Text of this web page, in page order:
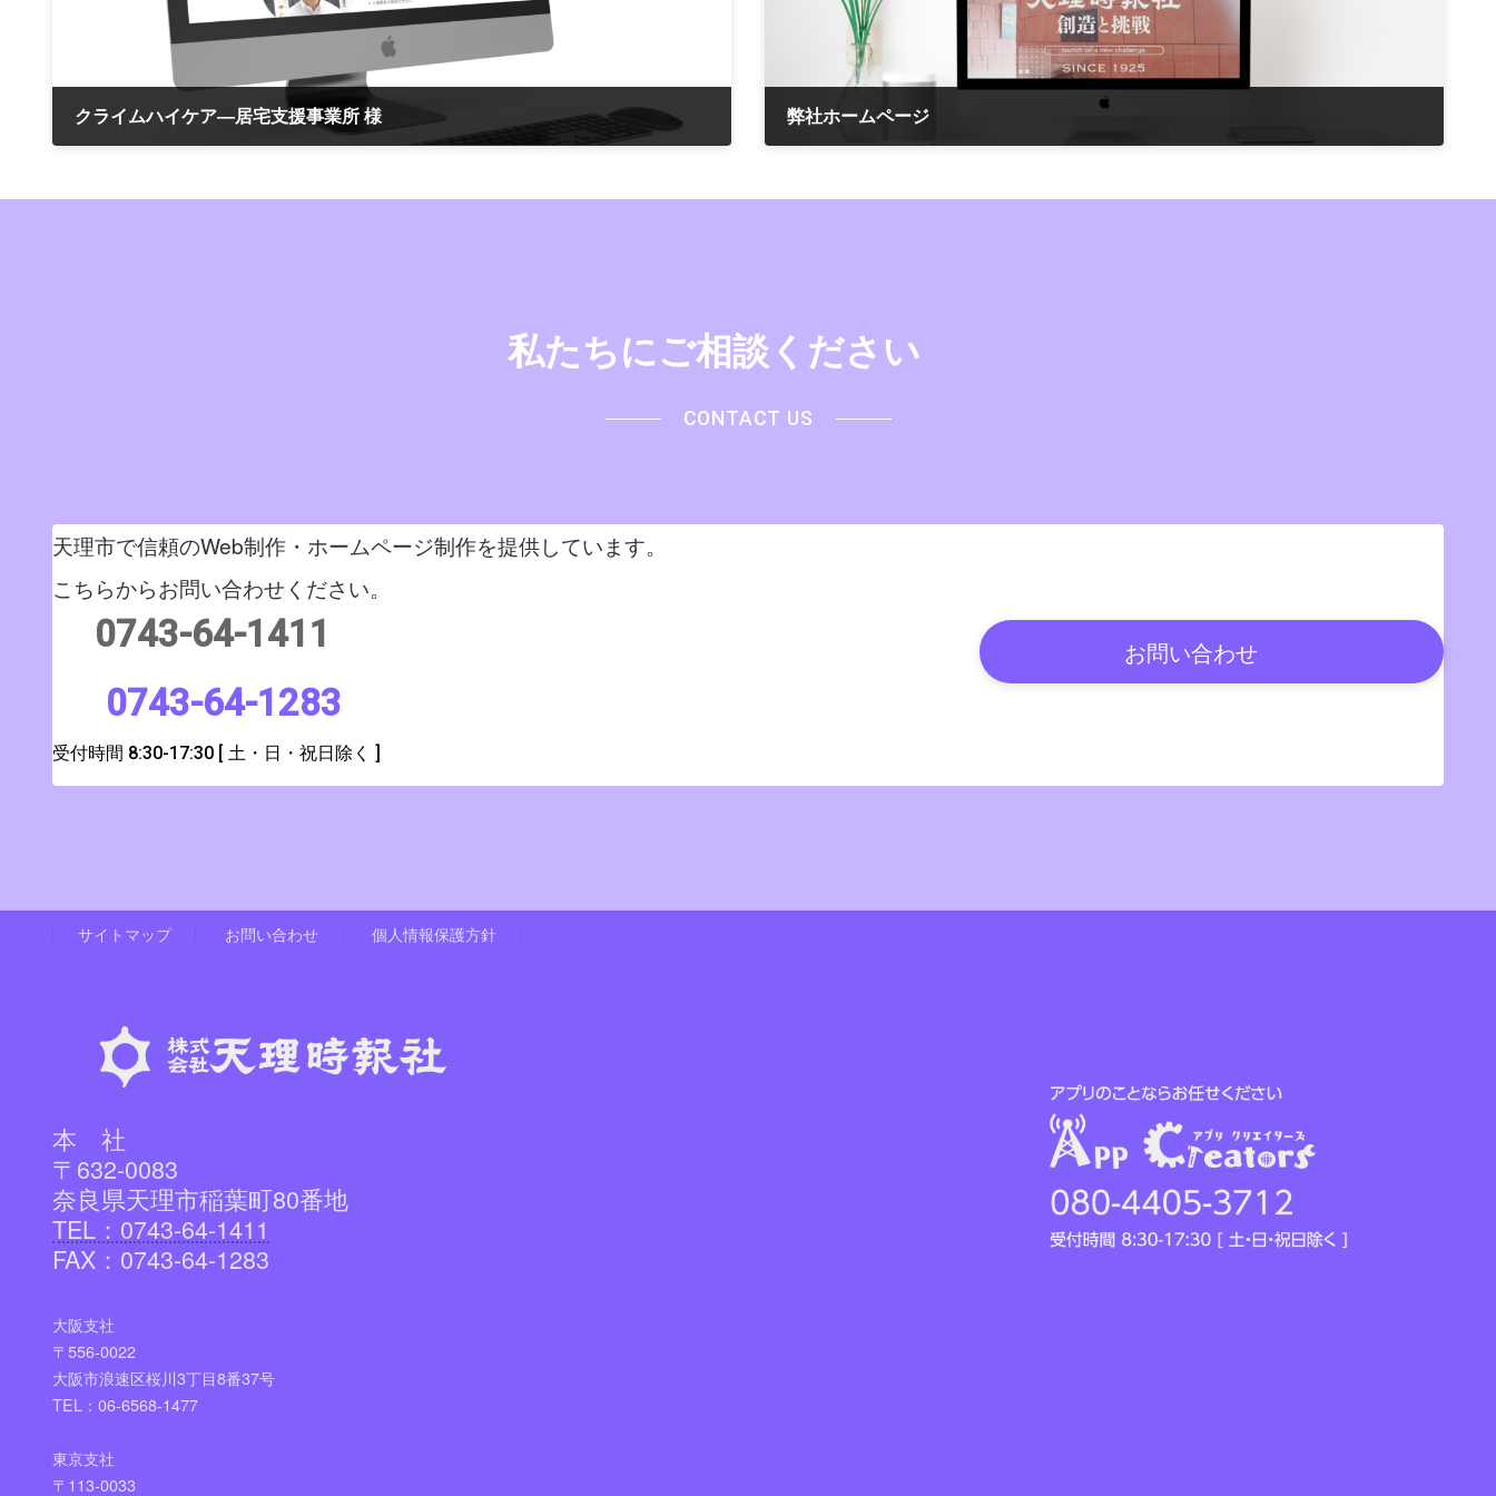
クライムハイケア―居宅支援事業所 様 弊社ホームページ
私たちにご相談ください
CONTACT US
天理市で信頼のWeb制作・ホームページ制作を提供しています。
こちらからお問い合わせください。
0743-64-1411
0743-64-1283
受付時間 8:30-17:30 [ 土・日・祝日除く ]
お問い合わせ
サイトマップ お問い合わせ 個人情報保護方針
本 社
〒632-0083
奈良県天理市稲葉町80番地
TEL：0743-64-1411
FAX：0743-64-1283
大阪支社
〒556-0022
大阪市浪速区桜川3丁目8番37号
TEL：06-6568-1477
東京支社
〒113-0033